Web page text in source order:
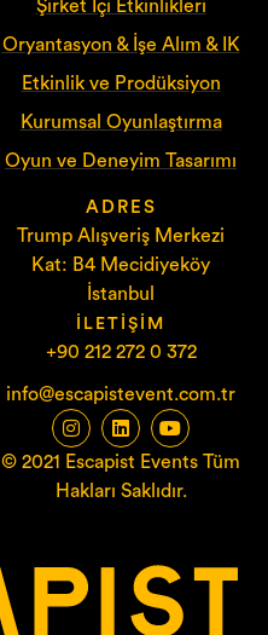
Şirket İçi Etkinlikleri
Oryantasyon & İşe Alım & IK
Etkinlik ve Prodüksiyon
Kurumsal Oyunlaştırma
Oyun ve Deneyim Tasarımı
ADRES
Trump Alışveriş Merkezi
Kat: B4 Mecidiyeköy
İstanbul
İLETIŞIM
+90 212 272 0 372
info@escapistevent.com.tr
© 2021 Escapist Events Tüm
Hakları Saklıdır.